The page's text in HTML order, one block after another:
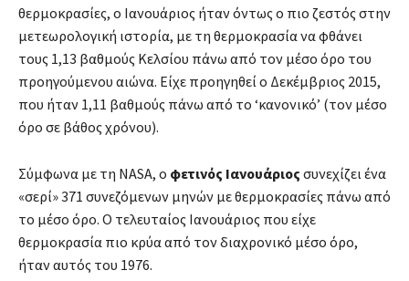
θερμοκρασίες, ο Ιανουάριος ήταν όντως ο πιο ζεστός στην
μετεωρολογική ιστορία, με τη θερμοκρασία να φθάνει
τους 1,13 βαθμούς Κελσίου πάνω από τον μέσο όρο του
προηγούμενου αιώνα. Είχε προηγηθεί ο Δεκέμβριος 2015,
που ήταν 1,11 βαθμούς πάνω από το ‘κανονικό’ (τον μέσο
όρο σε βάθος χρόνου).
Σύμφωνα με τη NASA, o φετινός Ιανουάριος συνεχίζει ένα
«σερί» 371 συνεζόμενων μηνών με θερμοκρασίες πάνω από
το μέσο όρο. Ο τελευταίος Ιανουάριος που είχε
θερμοκρασία πιο κρύα από τον διαχρονικό μέσο όρο,
ήταν αυτός του 1976.